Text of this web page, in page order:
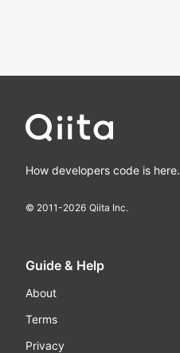
How developers code is here.
© 2011-2026 Qiita Inc.
Guide & Help
About
Terms
Privacy